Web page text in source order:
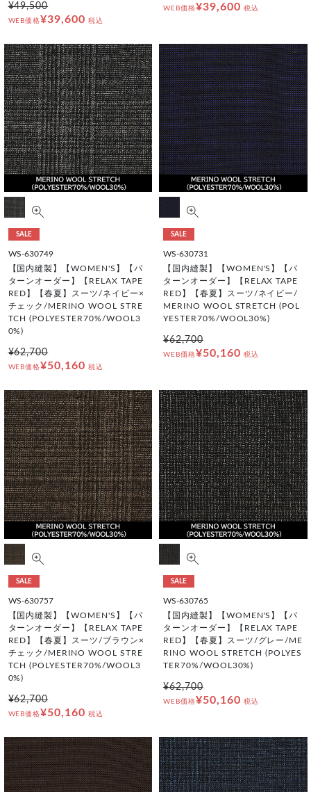
¥49,500
WEB価格¥39,600 税込
WEB価格¥39,600 税込
SALE
WS-630749
【国内縫製】【WOMEN'S】【パ
ターンオーダー】【RELAX TAPE
RED】【春夏】スーツ/ネイビー×
チェック/MERINO WOOL STRE
TCH (POLYESTER70%/WOOL3
0%)
¥62,700
WEB価格¥50,160 税込
SALE
WS-630731
【国内縫製】【WOMEN'S】【パ
ターンオーダー】【RELAX TAPE
RED】【春夏】スーツ/ネイビー/
MERINO WOOL STRETCH (POL
YESTER70%/WOOL30%)
¥62,700
WEB価格¥50,160 税込
SALE
WS-630757
【国内縫製】【WOMEN'S】【パ
ターンオーダー】【RELAX TAPE
RED】【春夏】スーツ/ブラウン×
チェック/MERINO WOOL STRE
TCH (POLYESTER70%/WOOL3
0%)
¥62,700
WEB価格¥50,160 税込
SALE
WS-630765
【国内縫製】【WOMEN'S】【パ
ターンオーダー】【RELAX TAPE
RED】【春夏】スーツ/グレー/ME
RINO WOOL STRETCH (POLYES
TER70%/WOOL30%)
¥62,700
WEB価格¥50,160 税込